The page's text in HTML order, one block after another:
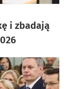
i zbadają